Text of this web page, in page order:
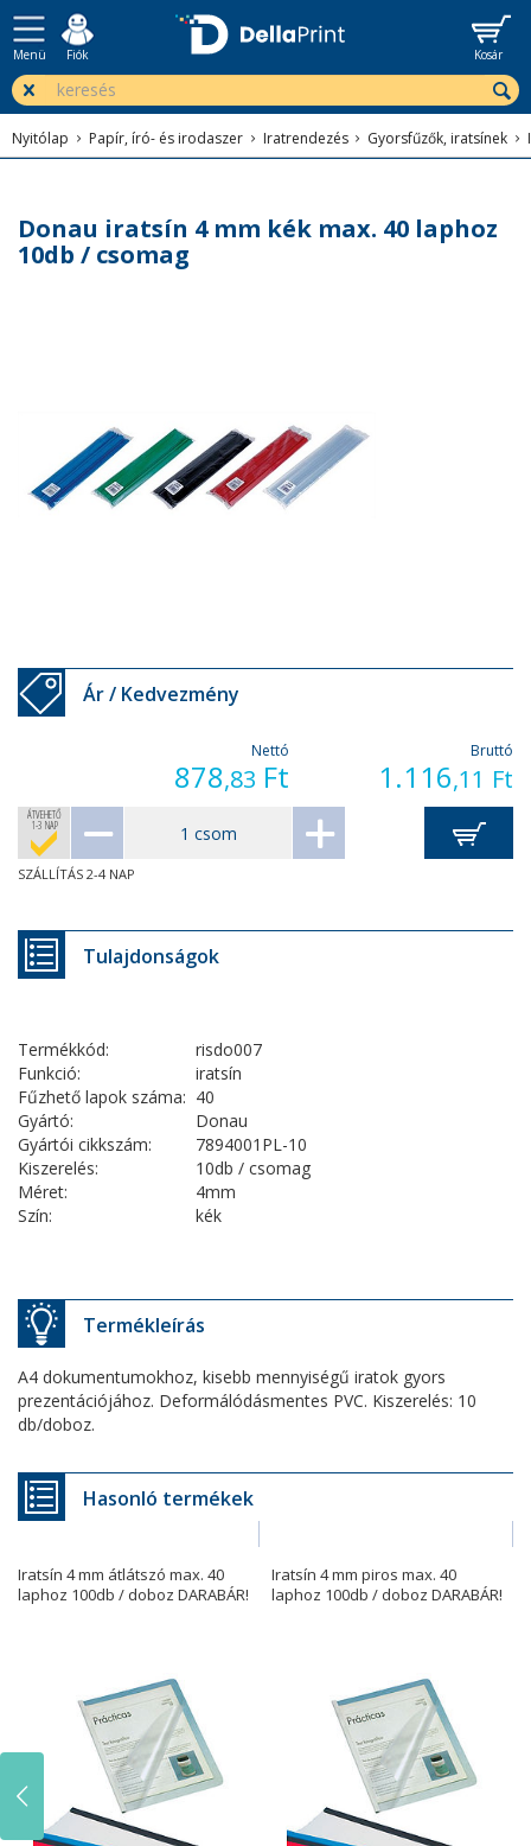
Menü Fiók Kosár
Nyitólap Papír, író- és irodaszer Iratrendezés Gyorsfűzők, iratsínek
Donau iratsín 4 mm kék max. 40 laphoz
10db / csomag
Ár / Kedvezmény
Nettó
878,83 Ft
Bruttó
1.116,11 Ft
ÁTVEHETŐ
1-3 NAP
SZÁLLÍTÁS 2-4 NAP
Tulajdonságok
Termékkód:
risdo007
Funkció:
iratsín
Fűzhető lapok száma: 40
Gyártó:
Donau
Gyártói cikkszám:
7894001PL-10
Kiszerelés:
10db / csomag
Méret:
4mm
Szín:
kék
Termékleírás
A4 dokumentumokhoz, kisebb mennyiségű iratok gyors
prezentációjához. Deformálódásmentes PVC. Kiszerelés: 10
db/doboz.
Hasonló termékek
Iratsín 4 mm átlátszó max. 40
laphoz 100db / doboz DARABÁR!
Iratsín 4 mm piros max. 40
laphoz 100db / doboz DARABÁR!